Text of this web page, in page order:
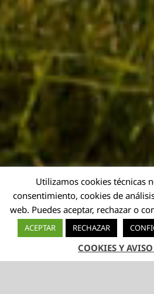
Utilizamos cookies técnicas
consentimiento, cookies de
web. Puedes aceptar, rechazar o
ACEPTAR RECHAZAR
COOKIES Y